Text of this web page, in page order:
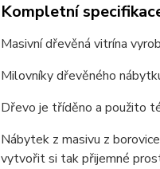
Kompletní
Masivní dřevěná vitrína
Milovníky dřevěného
Dřevo je tříděno a použito
Nábytek z masivu z
vytvořit si tak přijemné